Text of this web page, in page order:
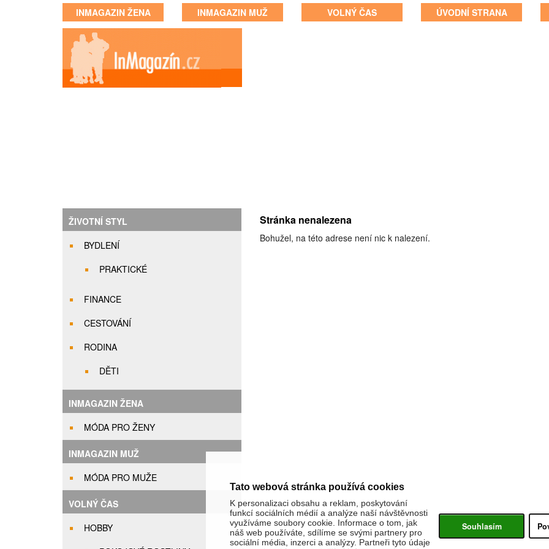
INMAGAZIN ŽENA INMAGAZIN MUŽ VOLNÝ ČAS ÚVODNÍ STRANA
ŽIVOTNÍ STYL
BYDLENÍ
PRAKTICKÉ
FINANCE
CESTOVÁNÍ
RODINA
DĚTI
INMAGAZIN ŽENA
MÓDA PRO ŽENY
INMAGAZIN MUŽ
MÓDA PRO MUŽE
VOLNÝ ČAS
HOBBY
Stránka nenalezena
Bohužel, na této adrese není nic k nalezení.
Tato webová stránka používá cookies
K personalizaci obsahu a reklam, poskytování
funkcí sociálních médií a analýze naší návštěvnosti
využíváme soubory cookie. Informace o tom, jak
náš web používáte, sdílíme se svými partnery pro
sociální média, inzerci a analýzy. Partneři tyto údaje
Souhlasím